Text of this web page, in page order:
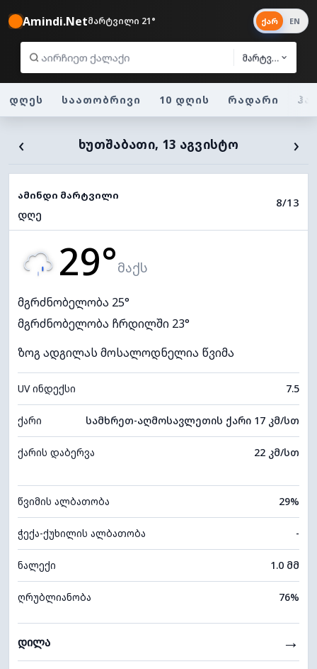
Amindi.Netმარტვილი 21°
მარტვილი
ქარ EN
დღეს საათობრივი 10 დღის რადარი
‹ ᲮᲣᲗᲨᲐᲑᲐᲗᲘ, 13 ᲐᲒᲕᲘᲡᲢᲝ ›
ამინდი მარტვილი
დღე
8/13
29°მაქს
მგრძნობელობა 25°
მგრძნობელობა ჩრდილში 23°
ზოგ ადგილას მოსალოდნელია წვიმა
UV ინდექსი 7.5
ქარი სამხრეთ-აღმოსავლეთის ქარი 17 კმ/სთ
ქარის დაბერვა 22 კმ/სთ
წვიმის ალბათობა 29%
ჭექა-ქუხილის ალბათობა -
ნალექი 1.0 მმ
ღრუბლიანობა 76%
დილა →